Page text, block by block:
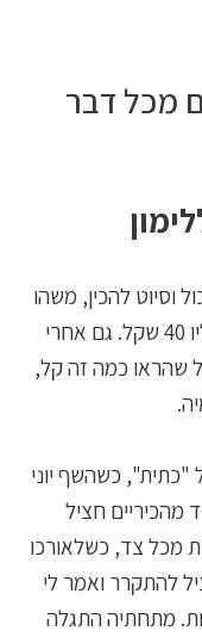
מכל דבר
וסיוט להכין, משהו
שמשאירים למסעדות, ושם משלמים עליו 40 שקל. גם אחרי
שהראו כמה זה קל,
כשהשף יוני
מהכיריים חציל
מכל צד, כשלאורכו
להתקרר ואמר לי
מתחתיה התגלה